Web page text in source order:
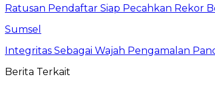
Ratusan Pendaftar Siap Pecahkan Rekor
Sumsel
Integritas Sebagai Wajah Pengamalan
Berita Terkait